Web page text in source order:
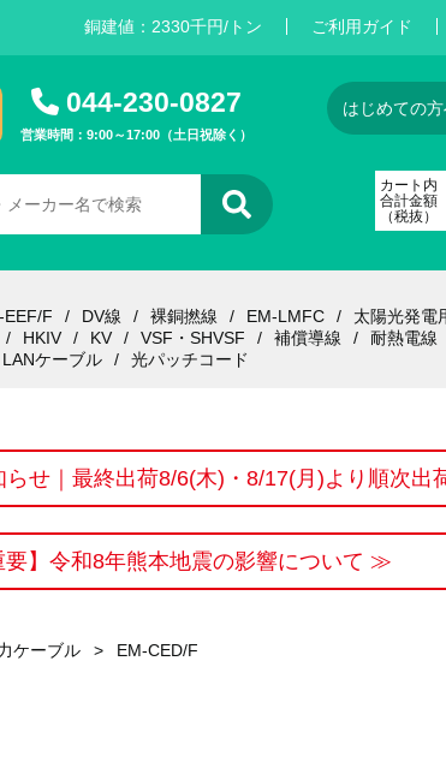
銅建値： 2330千円/トン ご利用ガイド
044-230-0827
営業時間：9:00～17:00（土日祝除く）
はじめての
カート内
合計金額
（税抜）
EEF/F DV線 裸銅撚線 EM-LMFC
太陽光発電
HKIV KV VSF・SHVSF 補償導線
耐熱電線
LANケーブル 光パッチコード
らせ｜最終出荷8/6(木)・8/17(月)より順次出
要】令和8年熊本地震の影響について ≫
ケーブル > EM-CED/F